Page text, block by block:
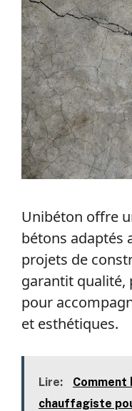
Unibéton offre
bétons adaptés
projets de
garantit qualité,
pour
et esthétiques.
Lire:
Comment
chauffagiste